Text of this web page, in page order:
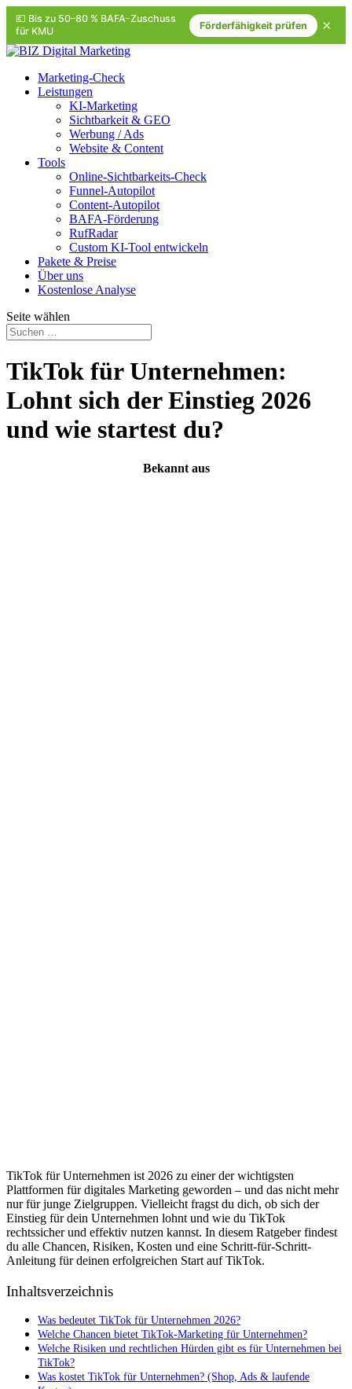
💶 Bis zu 50–80 % BAFA-Zuschuss
für KMU
Förderfähigkeit prüfen ×
Marketing-Check
Leistungen
KI-Marketing
Sichtbarkeit & GEO
Werbung / Ads
Website & Content
Tools
Online-Sichtbarkeits-Check
Funnel-Autopilot
Content-Autopilot
BAFA-Förderung
RufRadar
Custom KI-Tool entwickeln
Pakete & Preise
Über uns
Kostenlose Analyse
Seite wählen
TikTok für Unternehmen:
Lohnt sich der Einstieg 2026
und wie startest du?
Bekannt aus
TikTok für Unternehmen ist 2026 zu einer der wichtigsten
Plattformen für digitales Marketing geworden – und das nicht mehr
nur für junge Zielgruppen. Vielleicht fragst du dich, ob sich der
Einstieg für dein Unternehmen lohnt und wie du TikTok
rechtssicher und effektiv nutzen kannst. In diesem Ratgeber findest
du alle Chancen, Risiken, Kosten und eine Schritt-für-Schritt-
Anleitung für deinen erfolgreichen Start auf TikTok.
Inhaltsverzeichnis
Was bedeutet TikTok für Unternehmen 2026?
Welche Chancen bietet TikTok-Marketing für Unternehmen?
Welche Risiken und rechtlichen Hürden gibt es für Unternehmen bei
TikTok?
Was kostet TikTok für Unternehmen? (Shop, Ads & laufende